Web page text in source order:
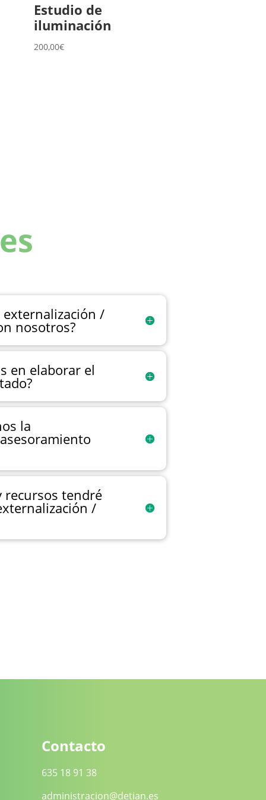
Estudio de
iluminación
200,00€
externalización /
nosotros?
en elaborar el
la
recursos tendré
/
Contacto
635 18 91 38
administracion@detian.es